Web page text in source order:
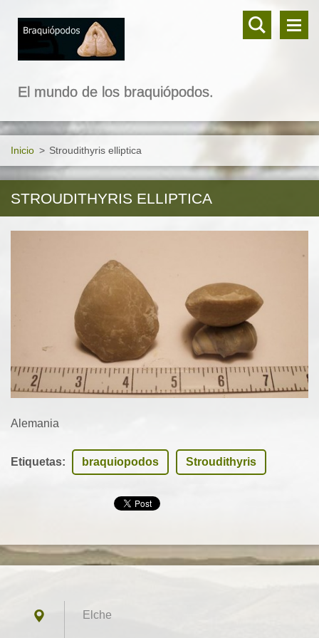
El mundo de los braquiópodos.
Inicio > Stroudithyris elliptica
STROUDITHYRIS ELLIPTICA
Alemania
Etiquetas: braquiopodos Stroudithyris
Elche